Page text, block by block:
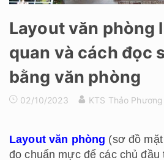
Layout văn phòng
quan và cách đọc
bằng văn phòng
02/10/2023 KTS Thảo Phương
Layout văn phòng (sơ đồ
đo chuẩn mực để các chủ